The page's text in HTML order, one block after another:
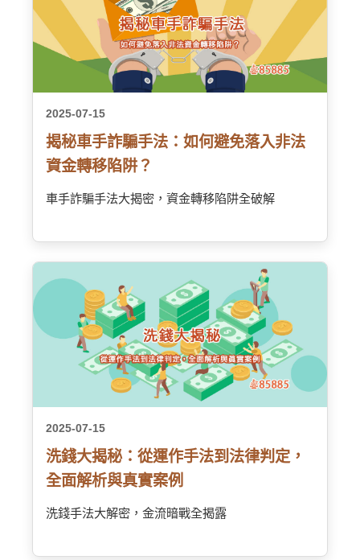
2025-07-15
揭秘車手詐騙手法：如何避免落入非法
資金轉移陷阱？
車手詐騙手法大揭密，資金轉移陷阱全破解
2025-07-15
洗錢大揭秘：從運作手法到法律判定，
全面解析與真實案例
洗錢手法大解密，金流暗戰全揭露